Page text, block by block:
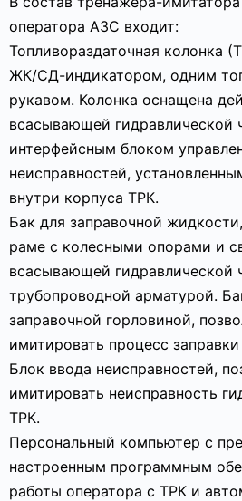
оператора АЗС входит:
Топливораздаточная колонка
ЖК/СД-индикатором, одним
рукавом. Колонка оснащена
всасывающей гидравлической
интерфейсным блоком
неисправностей,
внутри корпуса ТРК.
Бак для заправочной
раме с колесными опорами и
всасывающей гидравлической
трубопроводной арматурой.
заправочной горловиной,
имитировать процесс
Блок ввода неисправностей,
имитировать неисправность
ТРК.
Персональный компьютер с
настроенным программным
работы оператора с ТРК и